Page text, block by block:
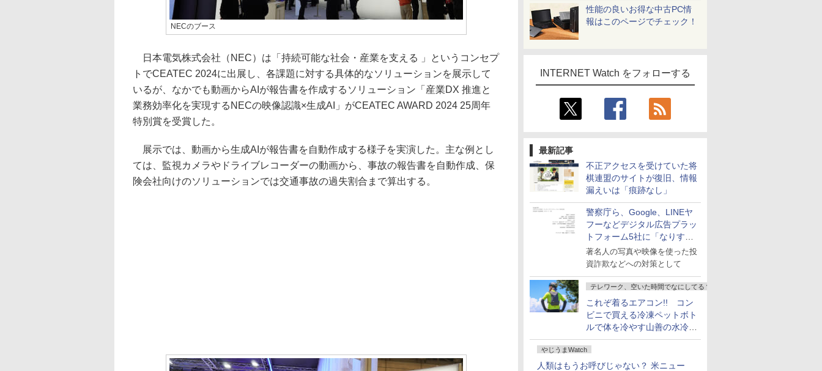
性能の良いお得な中古PC情
報はこのページでチェック！
INTERNET Watch をフォローする
最新記事
不正アクセスを受けていた将
棋連盟のサイトが復旧、情報
漏えいは「痕跡なし」
警察庁ら、Google、LINEヤ
フーなどデジタル広告プラッ
トフォーム5社に「なりすま
し詐欺広告」対策強化を要請
著名人の写真や映像を使った投
資詐欺などへの対策として
テレワーク、空いた時間でなにしてる？
これぞ着るエアコン!! コン
ビニで買える冷凍ペットボト
ルで体を冷やす山善の水冷ベ
ストがロードバイクにちょう
どいい【ぼっち・ざ・ろー
ど！その14】
やじうまWatch
人類はもうお呼びじゃない？ 米ニュー
NECのブース
日本電気株式会社（NEC）は「持続可能な社会・産業を支える 」というコンセプ
トでCEATEC 2024に出展し、各課題に対する具体的なソリューションを展示して
いるが、なかでも動画からAIが報告書を作成するソリューション「産業DX 推進と
業務効率化を実現するNECの映像認識×生成AI」がCEATEC AWARD 2024 25周年
特別賞を受賞した。
展示では、動画から生成AIが報告書を自動作成する様子を実演した。主な例とし
ては、監視カメラやドライブレコーダーの動画から、事故の報告書を自動作成、保
険会社向けのソリューションでは交通事故の過失割合まで算出する。